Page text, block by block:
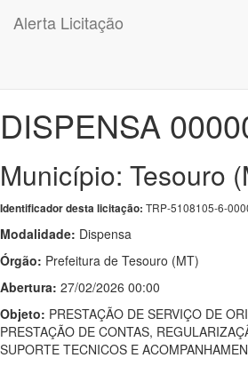
Alerta Licitação
DISPENSA
Município: Tesouro
Identificador desta licitação: TRP-5108105-6-
Modalidade: Dispensa
Órgão: Prefeitura de Tesouro (MT)
Abertura: 27/02/2026 00:00
Objeto: PRESTAÇÃO DE SERVIÇO DE
PRESTAÇÃO DE CONTAS,
SUPORTE TECNICOS E